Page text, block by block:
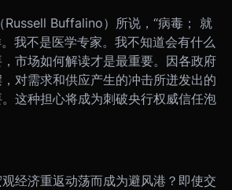
Russell Buffalino）所说，“病毒； 就
我不是医学专家。我不知道会有什么
市场如何解读才是最重要。因各政府
对需求和供应产生的冲击所迸发出的
这种担心将成为刺破央行权威信任泡
经济重返动荡而成为避风港？即使交